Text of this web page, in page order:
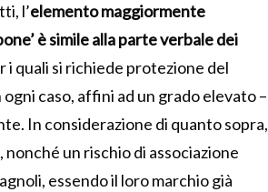
l’elemento maggiormente
è simile alla parte verbale dei
i quali si richiede protezione del
caso, affini ad un grado elevato –
In considerazione di quanto sopra,
un rischio di associazione
essendo il loro marchio già